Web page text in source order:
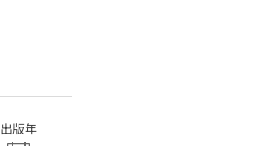
出版年